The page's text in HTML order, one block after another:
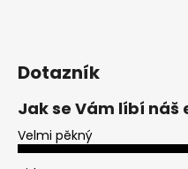
Dotazník
Jak se Vám líbí náš
Velmi pěkný